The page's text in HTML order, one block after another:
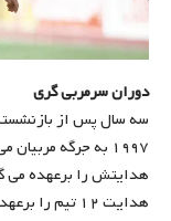
دوران سرمربی گری
سه سال پس از
۱۹۹۷ به جرگه
هدایت ۱۲ تیم